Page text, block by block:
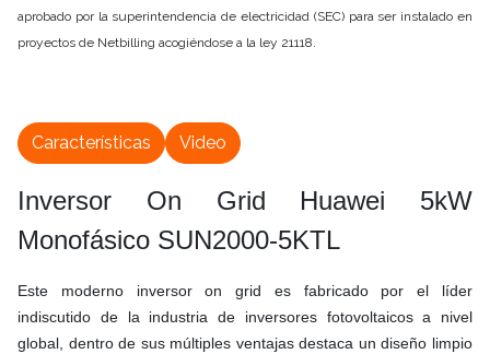
aprobado por la superintendencia de electricidad (SEC) para ser instalado en
proyectos de Netbilling acogiéndose a la ley 21118.
Inversor On Grid Huawei 5kW
Monofásico SUN2000-5KTL
Este moderno inversor on grid es fabricado por el líder
indiscutido de la industria de inversores fotovoltaicos a nivel
global, dentro de sus múltiples ventajas destaca un diseño limpio
Características Video